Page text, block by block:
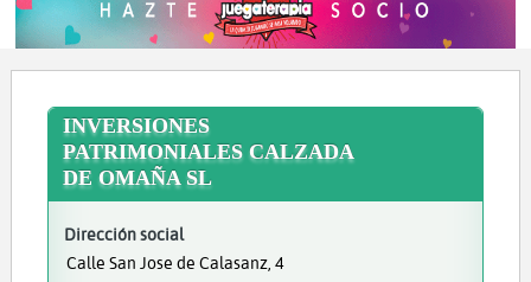
INVERSIONES
PATRIMONIALES CALZADA
DE OMAÑA SL
Dirección social
Calle San Jose de Calasanz, 4